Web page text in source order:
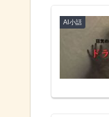
AI小話